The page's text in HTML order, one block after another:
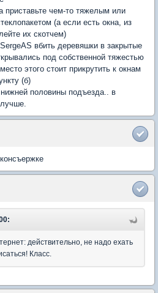
приставьте чем-то тяжелым или
(а если есть окна, из
их скотчем)
вбить деревяшки в закрытые
под собственной тяжестью
этого стоит прикрутить к окнам
(б)
половины подъезда.. в
действительно, не надо ехать
Класс.